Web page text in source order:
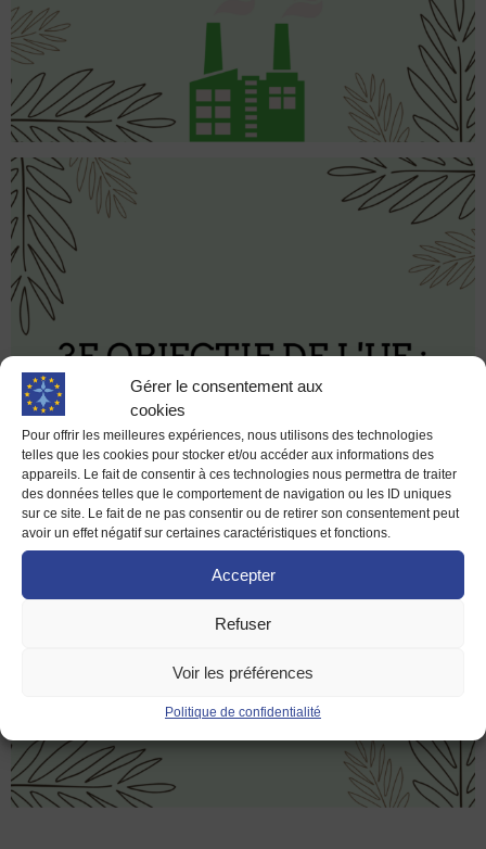
Gérer le consentement aux
cookies
Pour offrir les meilleures expériences, nous utilisons des technologies
telles que les cookies pour stocker et/ou accéder aux informations des
appareils. Le fait de consentir à ces technologies nous permettra de traiter
des données telles que le comportement de navigation ou les ID uniques
sur ce site. Le fait de ne pas consentir ou de retirer son consentement peut
avoir un effet négatif sur certaines caractéristiques et fonctions.
Accepter
Refuser
Voir les préférences
Politique de confidentialité